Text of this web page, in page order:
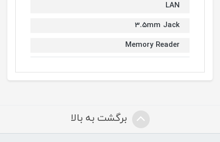
LAN
3.5mm Jack
Memory Reader
برگشت به بالا